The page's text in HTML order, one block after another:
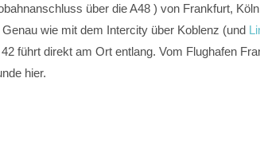
über die A48 ) von Frankfurt,
wie mit dem Intercity über Koblenz (und
führt direkt am Ort entlang. Vom Flughafen
hier.